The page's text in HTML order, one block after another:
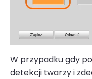
W przypadku gdy
detekcji twarzy i